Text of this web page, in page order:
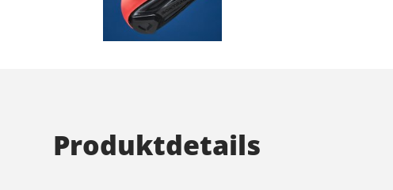
Produktdetails